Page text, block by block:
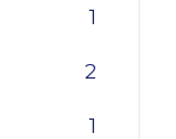
1
2
1